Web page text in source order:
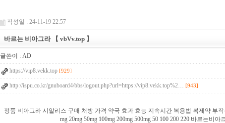
작성일 : 24-11-19 22:57
바르는 비아그라 【 vbVv.top 】
글쓴이 : AD
https://vip8.vekk.top [929]
http://ispu.co.kr/gnuboard4/bbs/logout.php?url=https://vip8.vekk.top%2… [943]
정품 비아그라 시알리스 구매 처방 가격 약국 효과 효능 지속시간 복용법 복제약 부
mg 20mg 50mg 100mg 200mg 500mg 50 100 200 220 바르는비